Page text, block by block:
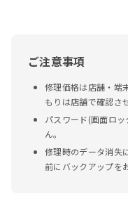
ご注意事項
修理価格は店舗・端
もりは店舗で確認さ
パスワード(画面ロ
ん。
修理時のデータ消失
前にバックアップを